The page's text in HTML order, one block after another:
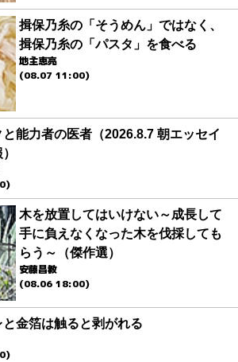
揖保乃糸の「そうめん」ではなく、
揖保乃糸の「パスタ」を食べる
地主恵亮
(08.07 11:00)
と能力者の医者（2026.8.7 朝エッセイ
木を放置してはいけない～成長して
手に負えなくなった木を伐採しても
らう～（傑作選）
安藤昌教
(08.06 18:00)
金箔は触ると剥がれる